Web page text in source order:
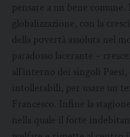
pensare a un bene
globalizzazione, con la
della povertà assoluta nel
paradosso lacerante –
all’interno dei singoli
intollerabili, per usare un
Francesco. Infine la
nella quale il forte